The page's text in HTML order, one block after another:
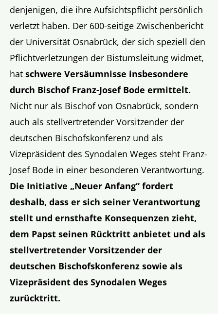
denjenigen, die ihre Aufsichtspflicht persönlich
verletzt haben. Der 600-seitige Zwischenbericht
der Universität Osnabrück, der sich speziell den
Pflichtverletzungen der Bistumsleitung widmet,
hat schwere Versäumnisse insbesondere
durch Bischof Franz-Josef Bode ermittelt.
Nicht nur als Bischof von Osnabrück, sondern
auch als stellvertretender Vorsitzender der
deutschen Bischofskonferenz und als
Vizepräsident des Synodalen Weges steht Franz-
Josef Bode in einer besonderen Verantwortung.
Die Initiative „Neuer Anfang“ fordert
deshalb, dass er sich seiner Verantwortung
stellt und ernsthafte Konsequenzen zieht,
dem Papst seinen Rücktritt anbietet und als
stellvertretender Vorsitzender der
deutschen Bischofskonferenz sowie als
Vizepräsident des Synodalen Weges
zurücktritt.